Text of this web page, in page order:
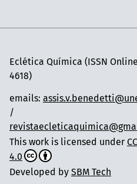
Eclética Química (ISSN
4618)
emails:
/
This work is licensed under
4.0
Developed by SBM Tech